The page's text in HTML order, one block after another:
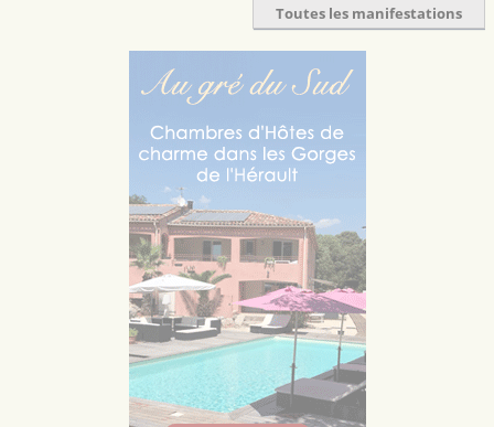
Toutes les manifestations